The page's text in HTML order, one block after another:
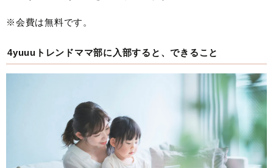
※会費は無料です。
4yuuuトレンドママ部に入部すると、できること